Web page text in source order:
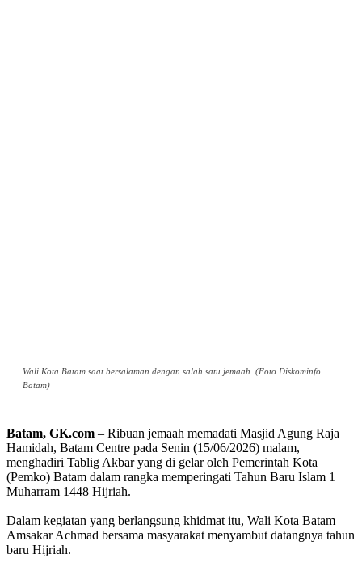
Wali Kota Batam saat bersalaman dengan salah satu jemaah. (Foto Diskominfo
Batam)
Batam, GK.com – Ribuan jemaah memadati Masjid Agung Raja
Hamidah, Batam Centre pada Senin (15/06/2026) malam,
menghadiri Tablig Akbar yang di gelar oleh Pemerintah Kota
(Pemko) Batam dalam rangka memperingati Tahun Baru Islam 1
Muharram 1448 Hijriah.
Dalam kegiatan yang berlangsung khidmat itu, Wali Kota Batam
Amsakar Achmad bersama masyarakat menyambut datangnya tahun
baru Hijriah.